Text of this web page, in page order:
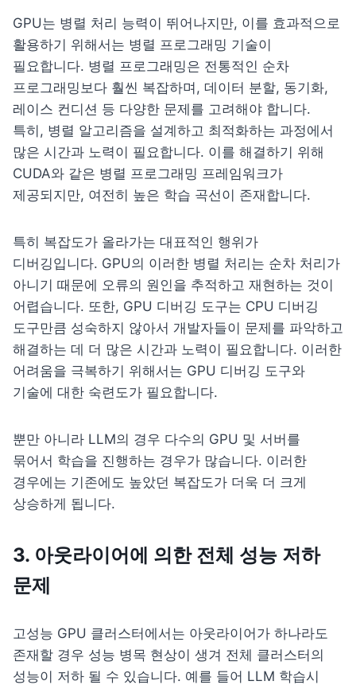
GPU는 병렬 처리 능력이 뛰어나지만, 이를 효과적으로
활용하기 위해서는 병렬 프로그래밍 기술이
필요합니다. 병렬 프로그래밍은 전통적인 순차
프로그래밍보다 훨씬 복잡하며, 데이터 분할, 동기화,
레이스 컨디션 등 다양한 문제를 고려해야 합니다.
특히, 병렬 알고리즘을 설계하고 최적화하는 과정에서
많은 시간과 노력이 필요합니다. 이를 해결하기 위해
CUDA와 같은 병렬 프로그래밍 프레임워크가
제공되지만, 여전히 높은 학습 곡선이 존재합니다.
특히 복잡도가 올라가는 대표적인 행위가
디버깅입니다. GPU의 이러한 병렬 처리는 순차 처리가
아니기 때문에 오류의 원인을 추적하고 재현하는 것이
어렵습니다. 또한, GPU 디버깅 도구는 CPU 디버깅
도구만큼 성숙하지 않아서 개발자들이 문제를 파악하고
해결하는 데 더 많은 시간과 노력이 필요합니다. 이러한
어려움을 극복하기 위해서는 GPU 디버깅 도구와
기술에 대한 숙련도가 필요합니다.
뿐만 아니라 LLM의 경우 다수의 GPU 및 서버를
묶어서 학습을 진행하는 경우가 많습니다. 이러한
경우에는 기존에도 높았던 복잡도가 더욱 더 크게
상승하게 됩니다.
3. 아웃라이어에 의한 전체 성능 저하
문제
고성능 GPU 클러스터에서는 아웃라이어가 하나라도
존재할 경우 성능 병목 현상이 생겨 전체 클러스터의
성능이 저하 될 수 있습니다. 예를 들어 LLM 학습시